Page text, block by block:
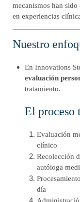
mecanismos han
en experiencias
Nuestro
En Innovations
evaluación
tratamiento.
El proceso
Evaluación
clínico
Recolección
autóloga
día